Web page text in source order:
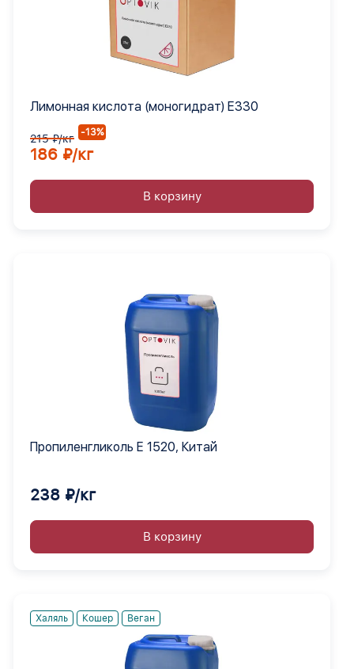
Лимонная кислота (моногидрат) Е330
215 ₽/кг -13%
186 ₽/кг
В корзину
Пропиленгликоль Е 1520, Китай
238 ₽/кг
В корзину
Халяль Кошер Веган